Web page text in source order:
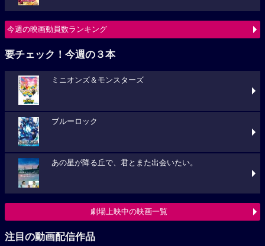
今週の映画動員数ランキング
要チェック！今週の３本
ミニオンズ＆モンスターズ
ブルーロック
あの星が降る丘で、君とまた出会いたい。
劇場上映中の映画一覧
注目の動画配信作品